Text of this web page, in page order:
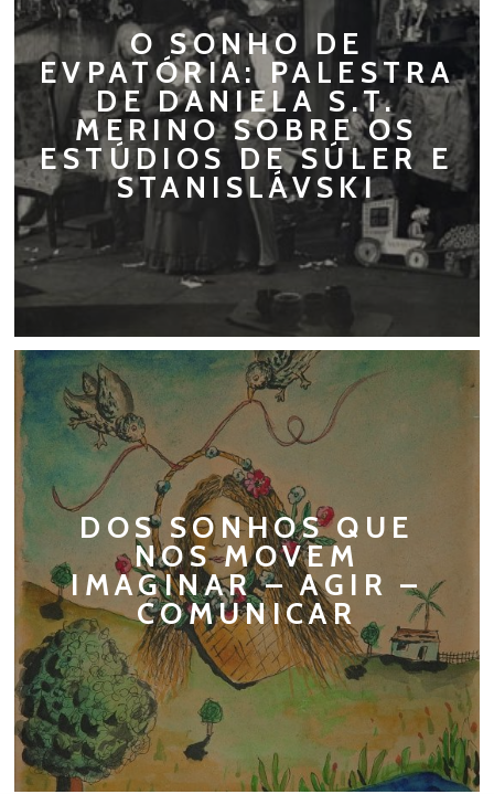
O SONHO DE
EVPATÓRIA: PALESTRA
DE DANIELA S.T.
MERINO SOBRE OS
ESTÚDIOS DE SÚLER E
STANISLÁVSKI
DOS SONHOS QUE
NOS MOVEM
IMAGINAR – AGIR –
COMUNICAR